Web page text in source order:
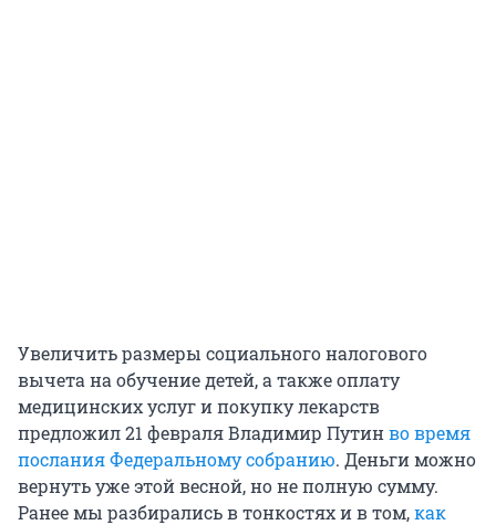
Увеличить размеры социального налогового
вычета на обучение детей, а также оплату
медицинских услуг и покупку лекарств
предложил 21 февраля Владимир Путинво время
послания Федеральному собранию. Деньги можно
вернуть уже этой весной, но не полную сумму.
Ранее мы разбирались в тонкостях и в том,как